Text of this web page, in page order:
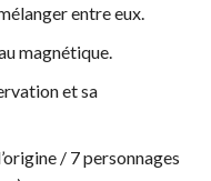
entre eux.
magnétique.
et sa
/ 7 personnages